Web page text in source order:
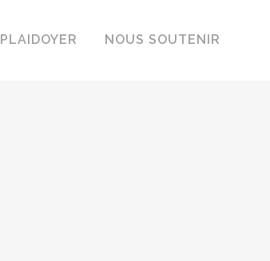
PLAIDOYER NOUS SOUTENIR